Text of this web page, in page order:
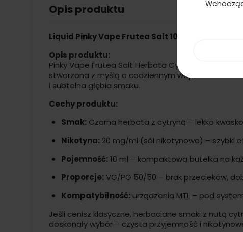
Opis produktu
Liquid Pinky Vape Frutea Salt 10ml – Herbata
Opis produktu:
Pinky Vape Frutea Salt Herbata Cytryna 20mg to
stworzona z myślą o codziennym wapowaniu –
i subtelna głębia smaku.
Cechy produktu:
Smak: Czarna herbata z cytryną – lekko
Nikotyna: 20 mg/ml (sól nikotynowa) – szybki
Pojemność:10 ml – kompaktowa butelka na
Proporcje:VG/PG 50/50 – brak przecieków,
Kompatybilność: urządzenia MTL – pod
Jeśli cenisz klasyczne, herbaciane smaki z nutą
doskonały wybór – czysta przyjemność i